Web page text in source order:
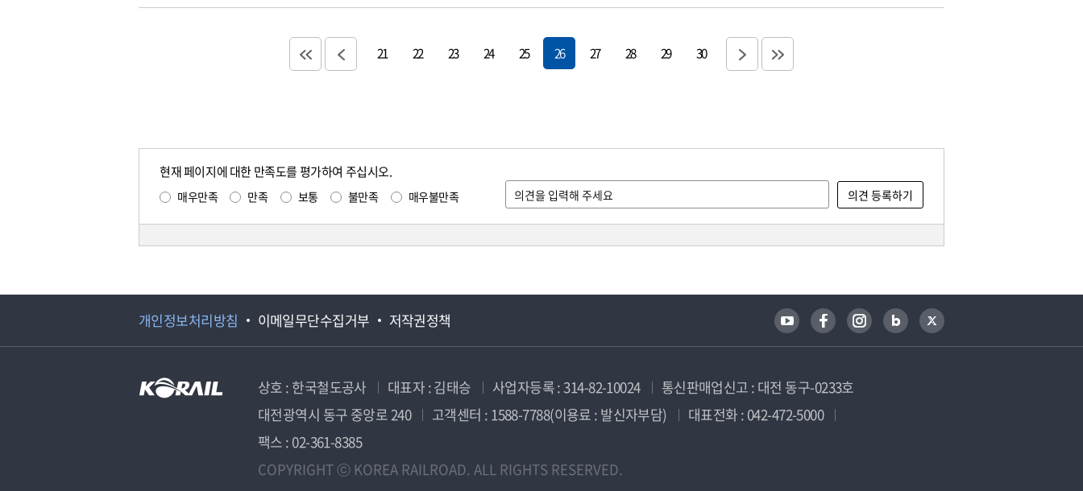
21 22 23 24 25 26 27 28 29 30
현재 페이지에 대한 만족도를 평가하여 주십시오.
매우만족 만족 보통 불만족 매우불만족
개인정보처리방침 이메일무단수집거부 저작권정책
상호 : 한국철도공사 대표자 : 김태승 사업자등록 : 314-82-10024
통신판매업신고 : 대전 동구-0233호
대전광역시 동구 중앙로 240
고객센터 : 1588-7788(이용료 : 발신자부담)
대표전화 : 042-472-5000
팩스 : 02-361-8385
COPYRIGHT ⓒ KOREA RAILROAD. ALL RIGHTS RESERVED.